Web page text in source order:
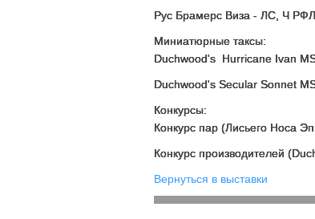
Рус Брамерс Виза - ЛС, Ч
Миниатюрные таксы:
Duchwood's Hurricane Ivan
Duchwood's Secular Sonnet
Конкурсы:
Конкурс пар (Лисьего Носа
Конкурс производителей
Вернуться в выставки